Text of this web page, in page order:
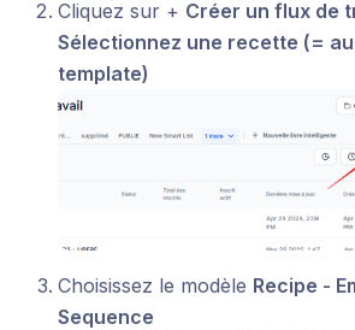
Cliquez sur + Créer un flux de
Sélectionnez une recette (=
template)
Choisissez le modèle Recipe -
Sequence